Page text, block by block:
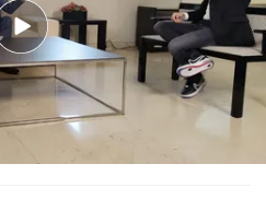
de 'Planeta Calleja:
despejar las dudas que
contra el coronavirus